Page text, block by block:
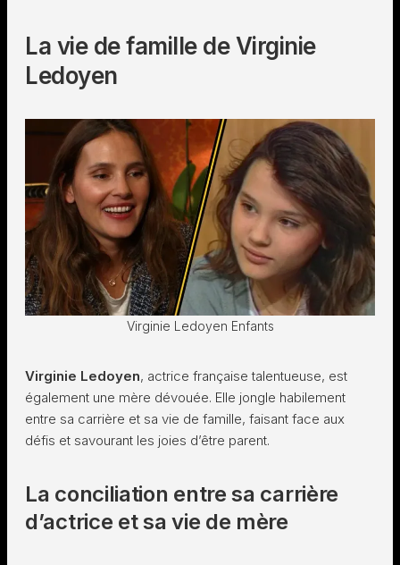
La vie de famille de Virginie
Ledoyen
Virginie Ledoyen Enfants
Virginie Ledoyen, actrice française talentueuse, est
également une mère dévouée. Elle jongle habilement
entre sa carrière et sa vie de famille, faisant face aux
défis et savourant les joies d’être parent.
La conciliation entre sa carrière
d’actrice et sa vie de mère